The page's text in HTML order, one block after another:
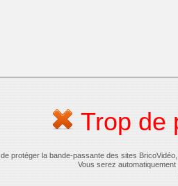
Trop de
protéger la bande-passante des sites
Vous serez